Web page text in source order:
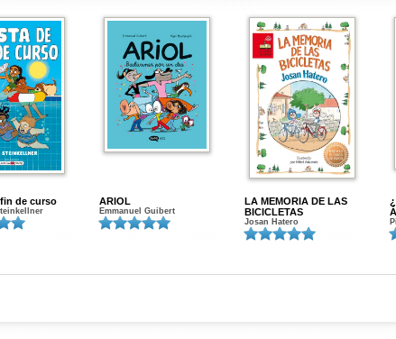
de curso ARIOL
Emmanuel Guibert
LA MEMORIA DE LAS
BICICLETAS
Josan Hatero